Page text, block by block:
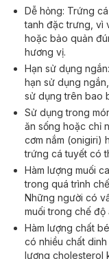
Dễ hỏng: Trứng
tanh đặc trưng, vì
hoặc bảo quản
hương vị.
Hạn sử dụng
hạn sử dụng
sử dụng trên bao
Sử dụng trong
ăn sống hoặc chỉ
cơm nắm (onigiri)
trứng cá tuyết có
Hàm lượng muối
trong quá trình
Những người có
muối trong chế độ
Hàm lượng chất
có nhiều chất
lượng cholesterol